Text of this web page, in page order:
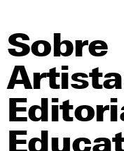
Sobre